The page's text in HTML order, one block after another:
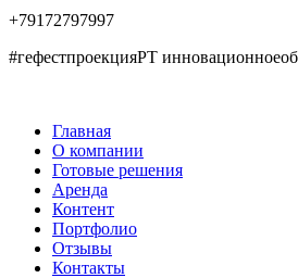
+79172797997
#гефестпроекцияРТ
Главная
О компании
Готовые решения
Аренда
Контент
Портфолио
Отзывы
Контакты